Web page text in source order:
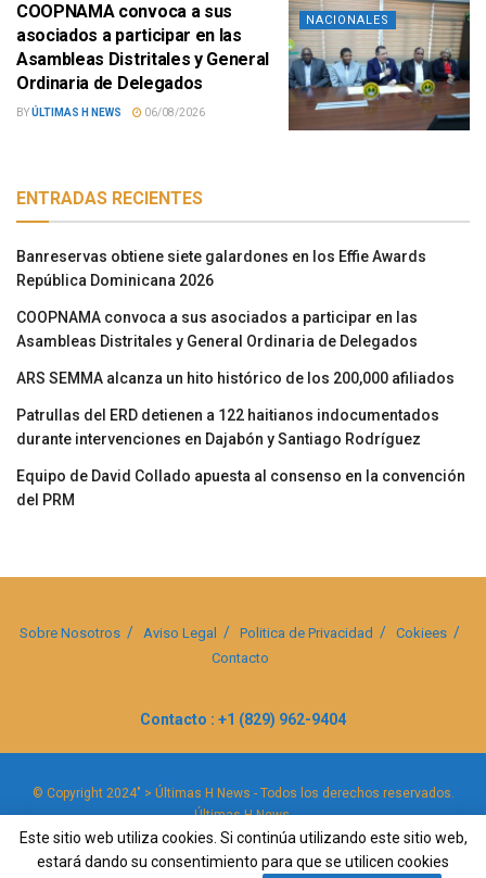
NACIONALES
COOPNAMA convoca a sus
asociados a participar en las
Asambleas Distritales y General
Ordinaria de Delegados
BYÚLTIMAS H NEWS 06/08/2026
ENTRADAS RECIENTES
Banreservas obtiene siete galardones en los Effie Awards
República Dominicana 2026
COOPNAMA convoca a sus asociados a participar en las
Asambleas Distritales y General Ordinaria de Delegados
ARS SEMMA alcanza un hito histórico de los 200,000 afiliados
Patrullas del ERD detienen a 122 haitianos indocumentados
durante intervenciones en Dajabón y Santiago Rodríguez
Equipo de David Collado apuesta al consenso en la convención
del PRM
Sobre Nosotros Aviso Legal Politica de Privacidad
Cokiees
Contacto
Contacto : +1 (829) 962-9404
© Copyright 2024" > Últimas H News - Todos los derechos reservados.
Últimas H News.
Este sitio web utiliza cookies. Si continúa utilizando este sitio web,
estará dando su consentimiento para que se utilicen cookies